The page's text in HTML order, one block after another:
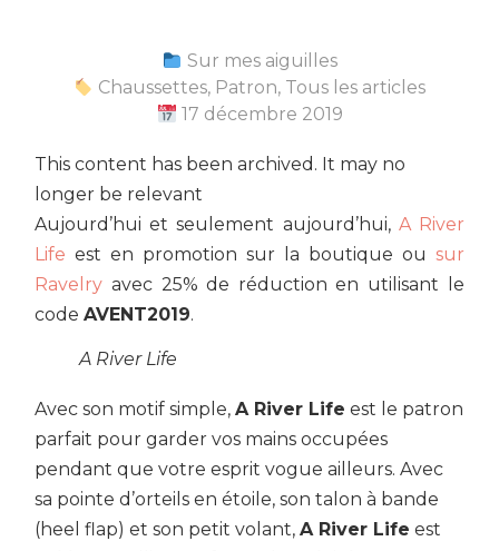
Sur mes aiguilles
Chaussettes, Patron, Tous les articles
17 décembre 2019
This content has been archived. It may no
longer be relevant
Aujourd’hui et seulement aujourd’hui, A River
Life est en promotion sur la boutique ou sur
Ravelry avec 25% de réduction en utilisant le
codeAVENT2019.
A River Life
Avec son motif simple,A River Life est le patron
parfait pour garder vos mains occupées
pendant que votre esprit vogue ailleurs. Avec
sa pointe d’orteils en étoile, son talon à bande
(heel flap) et son petit volant,A River Life est